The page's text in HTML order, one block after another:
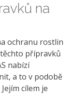
na
ochranu rostlin
přípravků
nabízí
a to v podobě
cílem je